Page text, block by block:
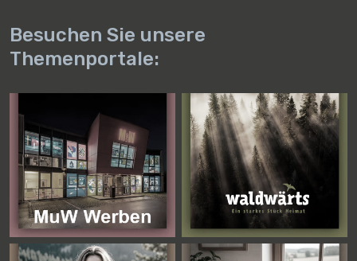
Besuchen Sie unsere
Themenportale: